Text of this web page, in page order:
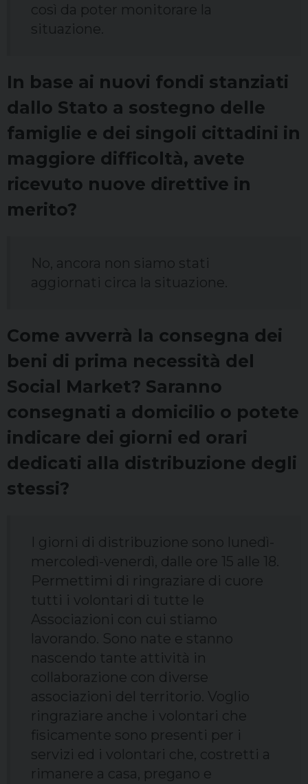
così da poter monitorare la
situazione.
In base ai nuovi fondi stanziati
dallo Stato a sostegno delle
famiglie e dei singoli cittadini in
maggiore difficoltà, avete
ricevuto nuove direttive in
merito?
No, ancora non siamo stati
aggiornati circa la situazione.
Come avverrà la consegna dei
beni di prima necessità del
Social Market? Saranno
consegnati a domicilio o potete
indicare dei giorni ed orari
dedicati alla distribuzione degli
stessi?
I giorni di distribuzione sono lunedì-
mercoledì-venerdì, dalle ore 15 alle 18.
Permettimi di ringraziare di cuore
tutti i volontari di tutte le
Associazioni con cui stiamo
lavorando. Sono nate e stanno
nascendo tante attività in
collaborazione con diverse
associazioni del territorio. Voglio
ringraziare anche i volontari che
fisicamente sono presenti per i
servizi ed i volontari che, costretti a
rimanere a casa, pregano e